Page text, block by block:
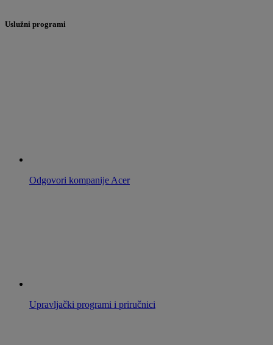
Uslužni programi
Odgovori kompanije Acer
Upravljački programi i priručnici